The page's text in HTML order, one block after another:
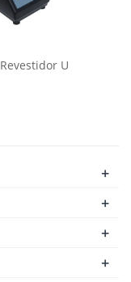
Revestidor U
+
+
+
+